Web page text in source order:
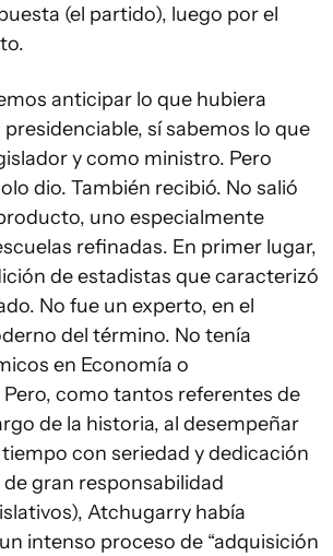
(el partido), luego por el
anticipar lo que hubiera
sí sabemos lo que
y como ministro. Pero
dio. También recibió. No salió
uno especialmente
refinadas. En primer lugar,
de estadistas que caracterizó
No fue un experto, en el
del término. No tenía
en Economía o
como tantos referentes de
de la historia, al desempeñar
con seriedad y dedicación
gran responsabilidad
Atchugarry había
intenso proceso de “adquisición